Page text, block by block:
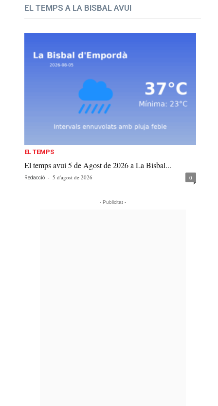
EL TEMPS A LA BISBAL AVUI
EL TEMPS
El temps avui 5 de Agost de 2026 a La Bisbal...
Redacció - 5 d'agost de 2026 0
- Publicitat -